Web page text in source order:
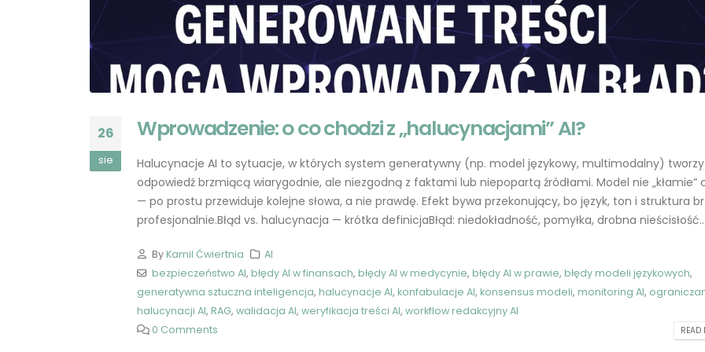
26
sie
Wprowadzenie: o co chodzi z „halucynacjami” AI?
Halucynacje AI to sytuacje, w których system generatywny (np. model językowy, multimodalny) tworzy
odpowiedź brzmiącą wiarygodnie, ale niezgodną z faktami lub niepopartą źródłami. Model nie „kłamie”
— po prostu przewiduje kolejne słowa, a nie prawdę. Efekt bywa przekonujący, bo język, ton i struktura
profesjonalnie.Błąd vs. halucynacja — krótka definicjaBłąd: niedokładność, pomyłka, drobna
ByKamil Ćwiertnia
AI
bezpieczeństwo AI, błędy AI w finansach, błędy AI w medycynie, błędy AI w prawie, błędy modeli językowych,
generatywna sztuczna inteligencja, halucynacje AI, konfabulacje AI, konsensus modeli, monitoring AI,
halucynacji AI, RAG, walidacja AI, weryfikacja treści AI, workflow redakcyjny AI
0 Comments
READ
ChatGPT: Przyszłość
Programowania i Rola
Programistów
Aplikacja ChatGPT dla
iOS: Twoje ulubione
narzędzie sztucznej
Jak skutecznie konstruować
prompt dla ChatGPT
2023-05-20
GPT-4 w obszarze zdrowia:
Polskie startupy
wykorzystujące AI
2023-05-19
ChatGPT 5.1 dla
programistów
kompletny przewodnik
Wprowadzenie: o
„halucynacjami”